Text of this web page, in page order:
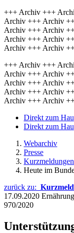
+++ Archiv +++
Archiv +++ Archiv
Archiv +++ Archiv
Archiv +++ Archiv
Archiv +++ Archiv
+++ Archiv +++
Archiv +++ Archiv
Archiv +++ Archiv
Archiv +++ Archiv
Archiv +++ Archiv
Direkt zum
Direkt zum
Webarchiv
Presse
Heute im
zurück zu:
17.09.2020
970/2020